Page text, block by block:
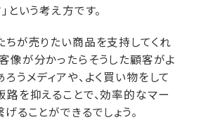
という考え方です。
ちが売りたい商品を支持してくれ
像が分かったらそうした顧客がよ
うメディアや、よく買い物をして
路を抑えることで、効率的なマー
ることができるでしょう。